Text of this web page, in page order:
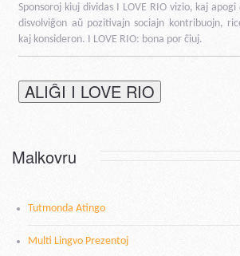
Sponsoroj kiuj dividas I LOVE RIO vizio, kaj
disvolviĝon aŭ pozitivajn sociajn kontribuojn,
kaj konsideron. I LOVE RIO: bona por ĉiuj.
ALIĜI I LOVE RIO
Malkovru
Tutmonda Atingo
Multi Lingvo Prezentoj